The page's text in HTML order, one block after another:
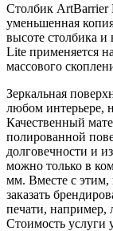
Столбик ArtBarrier
уменьшенная
высоте столбика
Lite применяется
массового
Зеркальная
любом интерьере,
Качественный
полированной
долговечности и
можно только в
мм. Вместе с этим,
заказать
печати, например,
Стоимость услуги